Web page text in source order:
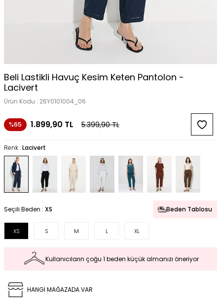
Beli Lastikli Havuç Kesim Keten Pantolon -
Lacivert
Ürün Kodu : 26Y0101004_06
%65 1.899,90 TL 5.399,90TL
Renk :Lacivert
Seçili Beden : XS Beden Tablosu
XS S M L XL
Kullanıcıların çoğu 1 beden küçük almanızı öneriyor
HANGİ MAĞAZADA VAR